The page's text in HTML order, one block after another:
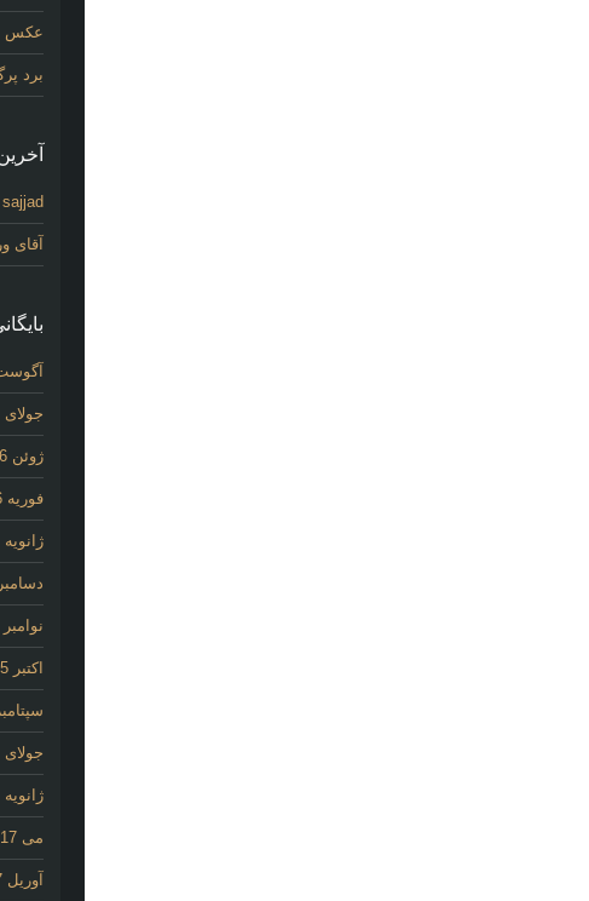
عکس
برد
sajjad
آقای
آگوست
جولای 2026
ژوئن 2026
فوریه 2026
ژانویه 2026
دسامبر
نوامبر 2025
اکتبر 2025
سپتامبر
جولای 2020
ژانویه 2020
می 2017
آوریل 2017